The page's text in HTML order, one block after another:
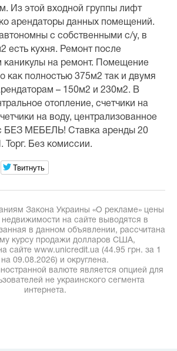
Из этой входной группы лифт
арендаторы данных помещений.
с собственными с/у, в
есть кухня. Ремонт после
каникулы на ремонт. Помещение
как полностью 375м2 так и двумя
– 150м2 и 230м2. В
отопление, счетчики на
на воду, централизованное
БЕЗ МЕБЕЛЬ! Ставка аренды 20
Торг. Без комиссии.
Твитнуть
Закона Украины «О рекламе» цены
недвижимости на сайте выводятся в
в данном объявлении, рассчитана
курсу продажи долларов США,
сайте www.unicredit.ua (44.95 грн. за 1
на 09.08.2026) и округлена.
валюте является опцией для
не украинского сегмента
интернета.